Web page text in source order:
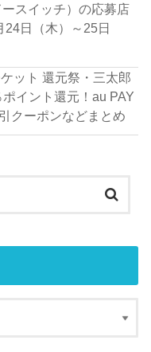
スイッチ）の応募店
日（木）～25日
ット 還元祭・三太郎
イント還元！au PAY
クーポンなどまとめ